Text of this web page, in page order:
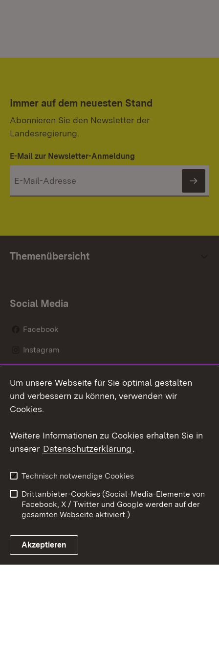
Immer auf dem neuesten Stand
Abonnieren Sie den Newsletter der
Landesregierung.
E-Mail zur Newsletter-Anmeldung
Themenübersicht
Social Media
Facebook
Instagram
Social Wall
Youtube
Link zum Landesportal
Kontakt
Datenschutz
Barrierefreiheit
Impressum Cookies
Um unsere Webseite für Sie optimal gestalten
und verbessern zu können, verwenden wir
Cookies.
Weitere Informationen zu Cookies erhalten Sie in
unserer Datenschutzerklärung.
Technisch notwendige Cookies
Drittanbieter-Cookies (Social-Media-Elemente von
Facebook, X / Twitter und Google werden auf der
gesamten Webseite aktiviert.)
Akzeptieren